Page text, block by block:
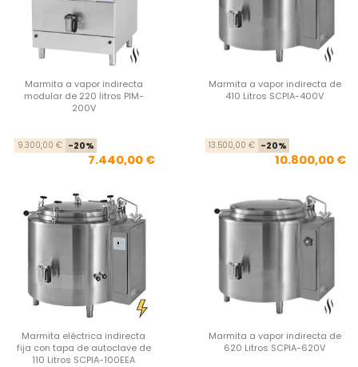
Marmita a vapor indirecta
modular de 220 litros PIM-
200V
Precio base
9.300,00 € -20%
7.440,00 €
Marmita a vapor indirecta de
410 Litros SCPIA-400V
13.500,00 € -20%
10.800,00 €
Marmita eléctrica indirecta
fija con tapa de autoclave de
110 Litros SCPIA-100EEA
Marmita a vapor indirecta de
620 Litros SCPIA-620V